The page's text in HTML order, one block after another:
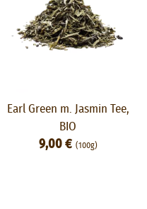
Earl Green m. Jasmin Tee,
BIO
9,00 € (100g)